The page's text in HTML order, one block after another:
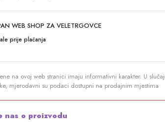
WEB SHOP ZA VELETRGOVCE
prije plaćanja
na ovoj web stranici imaju informativni karakter. U
mjerodavni su podaci dostupni na prodajnim mjestima
nas o proizvodu